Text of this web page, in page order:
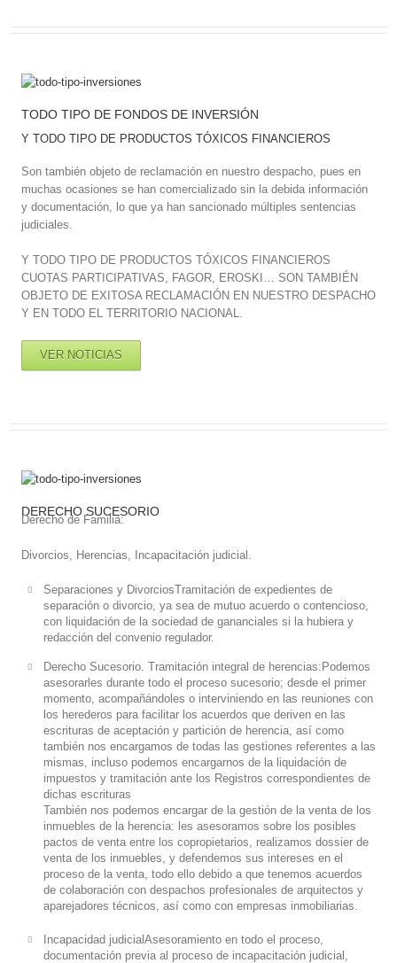
TODO TIPO DE FONDOS DE INVERSIÓN
Y TODO TIPO DE PRODUCTOS TÓXICOS FINANCIEROS
Son también objeto de reclamación en nuestro despacho, pues en
muchas ocasiones se han comercializado sin la debida información
y documentación, lo que ya han sancionado múltiples sentencias
judiciales.
Y TODO TIPO DE PRODUCTOS TÓXICOS FINANCIEROS
CUOTAS PARTICIPATIVAS, FAGOR, EROSKI… SON TAMBIÉN
OBJETO DE EXITOSA RECLAMACIÓN EN NUESTRO DESPACHO
Y EN TODO EL TERRITORIO NACIONAL.
VER NOTICIAS
DERECHO SUCESORIO
Derecho de Familia:
Divorcios, Herencias, Incapacitación judicial.
Separaciones y DivorciosTramitación de expedientes de
separación o divorcio, ya sea de mutuo acuerdo o contencioso,
con liquidación de la sociedad de gananciales si la hubiera y
redacción del convenio regulador.
Derecho Sucesorio. Tramitación integral de herencias:Podemos
asesorarles durante todo el proceso sucesorio; desde el primer
momento, acompañándoles o interviniendo en las reuniones con
los herederos para facilitar los acuerdos que deriven en las
escrituras de aceptación y partición de herencia, así como
también nos encargamos de todas las gestiones referentes a las
mismas, incluso podemos encargarnos de la liquidación de
impuestos y tramitación ante los Registros correspondientes de
dichas escrituras
También nos podemos encargar de la gestión de la venta de los
inmuebles de la herencia: les asesoramos sobre los posibles
pactos de venta entre los copropietarios, realizamos dossier de
venta de los inmuebles, y defendemos sus intereses en el
proceso de la venta, todo ello debido a que tenemos acuerdos
de colaboración con despachos profesionales de arquitectos y
aparejadores técnicos, así como con empresas inmobiliarias.
Incapacidad judicialAsesoramiento en todo el proceso,
documentación previa al proceso de incapacitación judicial,